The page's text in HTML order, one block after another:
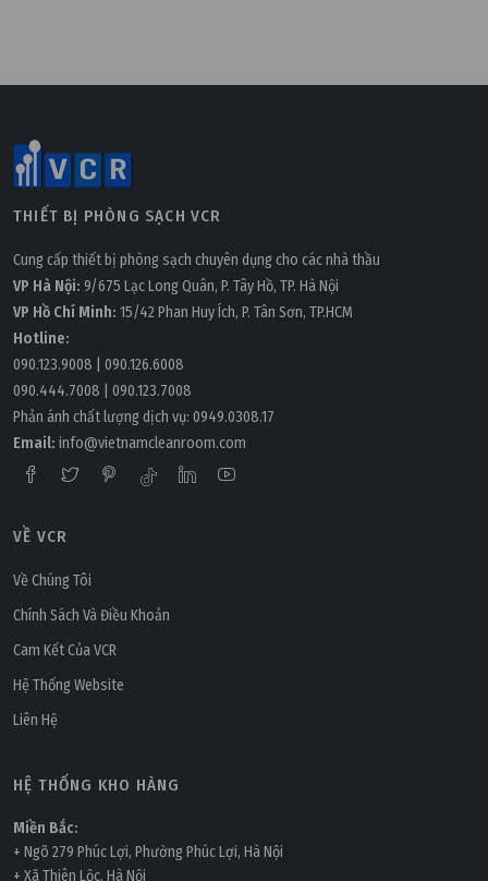
THIẾT BỊ PHÒNG SẠCH VCR
Cung cấp thiết bị phòng sạch chuyên dụng cho các nhà thầu
VP Hà Nội: 9/675 Lạc Long Quân, P. Tây Hồ, TP. Hà Nội
VP Hồ Chí Minh: 15/42 Phan Huy Ích, P. Tân Sơn, TP.HCM
Hotline:
090.123.9008
090.126.6008
090.444.7008
090.123.7008
Phản ánh chất lượng dịch vụ: 0949.0308.17
Email: info@vietnamcleanroom.com
VỀ VCR
Về Chúng Tôi
Chính Sách Và Điều Khoản
Cam Kết Của VCR
Hệ Thống Website
Liên Hệ
HỆ THỐNG KHO HÀNG
Miền Bắc:
+ Ngõ 279 Phúc Lợi, Phường Phúc Lợi, Hà Nội
+ Xã Thiên Lộc, Hà Nội